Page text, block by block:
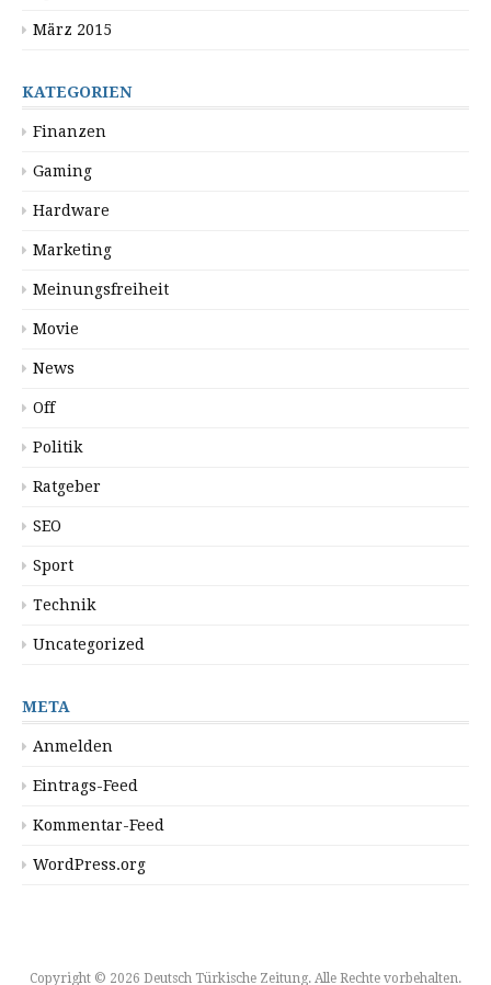
März 2015
KATEGORIEN
Finanzen
Gaming
Hardware
Marketing
Meinungsfreiheit
Movie
News
Off
Politik
Ratgeber
SEO
Sport
Technik
Uncategorized
META
Anmelden
Eintrags-Feed
Kommentar-Feed
WordPress.org
Copyright © 2026 Deutsch Türkische Zeitung. Alle Rechte vorbehalten.